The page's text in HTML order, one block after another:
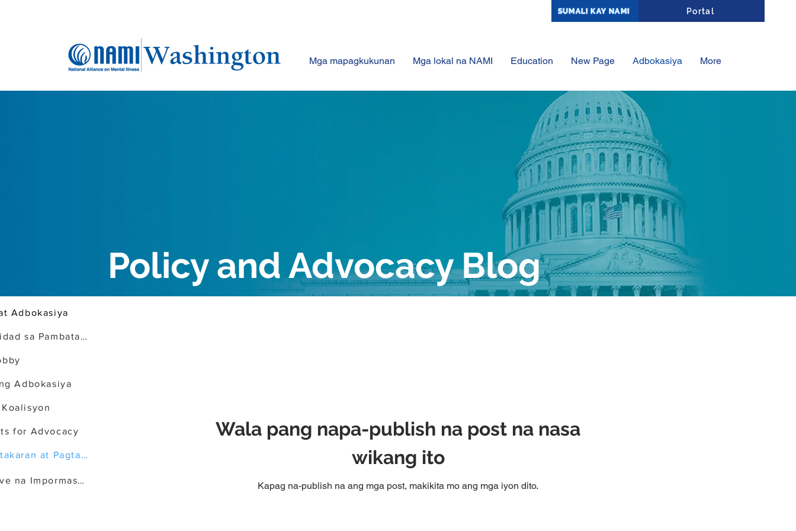
SUMALI KAY NAMI Affiliate Portal Log-In
Portal
Mga mapagkukunan Mga lokal na NAMI Education New Page Adbokasiya More
Policy and Advocacy Blog
Adbokasiya
Mga Priyoridad sa Pambatasan
Adbokasiya
for Advocacy
Blog ng Patakaran at Pagtataguyod
Naka-archive na Impormasyon
Wala pang napa-publish na post na nasa
wikang ito
Kapag na-publish na ang mga post, makikita mo ang mga iyon dito.